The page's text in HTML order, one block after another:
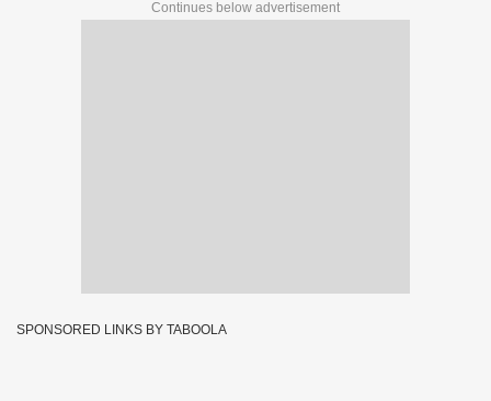
Continues below advertisement
SPONSORED LINKS BY TABOOLA